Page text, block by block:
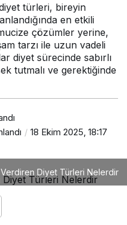
diyet türleri, bireyin
en etkili
çözümler yerine,
tarzı ile uzun vadeli
diyet sürecinde sabırlı
tutmalı ve gerektiğinde
18 Ekim 2025, 18:17
Verdiren Diyet Türleri Nelerdir